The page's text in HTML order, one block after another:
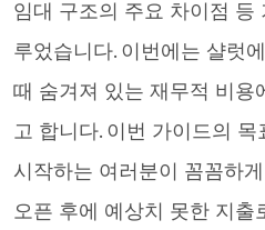
임대 구조의 주요 차이점 등
루었습니다. 이번에는 샬럿
때 숨겨져 있는 재무적 비용
고 합니다. 이번 가이드의
시작하는 여러분이 꼼꼼하
오픈 후에 예상치 못한 지출